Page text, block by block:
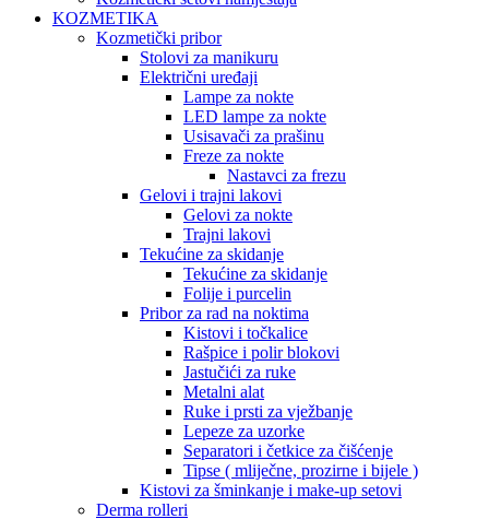
KOZMETIKA
Kozmetički pribor
Stolovi za manikuru
Električni uređaji
Lampe za nokte
LED lampe za nokte
Usisavači za prašinu
Freze za nokte
Nastavci za frezu
Gelovi i trajni lakovi
Gelovi za nokte
Trajni lakovi
Tekućine za skidanje
Tekućine za skidanje
Folije i purcelin
Pribor za rad na noktima
Kistovi i točkalice
Rašpice i polir blokovi
Jastučići za ruke
Metalni alat
Ruke i prsti za vježbanje
Lepeze za uzorke
Separatori i četkice za čišćenje
Tipse ( mliječne, prozirne i bijele )
Kistovi za šminkanje i make-up setovi
Derma rolleri